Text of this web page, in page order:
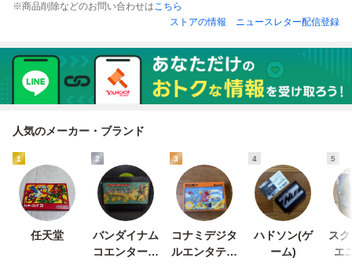
※商品削除などのお問い合わせはこちら
ストアの情報
ニュースレター配信登録
人気のメーカー・ブランド
1
任天堂
2
バンダイナム
コエンターテ
3
コナミデジタ
ルエンタテイ
4
ハドソン(ゲ
ーム)
5
ス
エ